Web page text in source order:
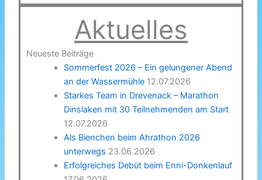
Aktuelles
Neueste Beiträge
Sommerfest 2026 – Ein gelungener Abend
an der Wassermühle 12.07.2026
Starkes Team in Drevenack – Marathon
Dinslaken mit 30 Teilnehmenden am Start
12.07.2026
Als Bienchen beim Ahrathon 2026
unterwegs 23.06.2026
Erfolgreiches Debüt beim Enni-Donkenlauf